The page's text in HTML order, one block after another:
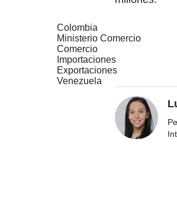
Colombia
Ministerio Comercio
Comercio
Importaciones
Exportaciones
Venezuela